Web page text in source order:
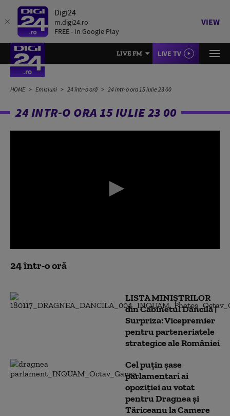
Digi24
m.digi24.ro
FREE - In Google Play
VIEW
LIVE FM LIVE TV
HOME Emisiuni 24 într-o oră 24 intr-o ora 15 iulie 23 00
24 INTR-O ORA 15 IULIE 23 00
seconds
of
24 într-o oră
LISTA MINIȘTRILOR
din Cabinetul Dăncilă |
Surpriza: Vicepremier
pentru parteneriatele
strategice ale României
Cel puţin şase
parlamentari ai
opoziţiei au votat
pentru Dragnea şi
Tăriceanu la Camere